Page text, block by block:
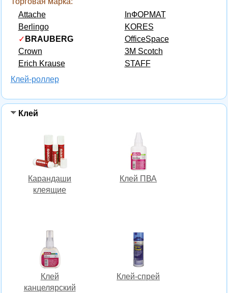
Attache
Berlingo
✓ BRAUBERG
Crown
Erich Krause
InФОРМАТ
KORES
OfficeSpace
3M Scotch
STAFF
Клей-роллер
Клей
Карандаши
клеящие
Клей ПВА
Клей
канцелярский
Клей-спрей